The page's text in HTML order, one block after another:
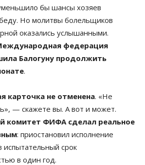
бы шансы хозяев
Но молитвы болельщиков
оказались услышанными.
федерация
Балогуну продолжить
.
карточка не отменена. «Не
— скажете вы. А вот и может.
комитет ФИФА сделал реальное
: приостановил исполнение
испытательный срок
в один год.